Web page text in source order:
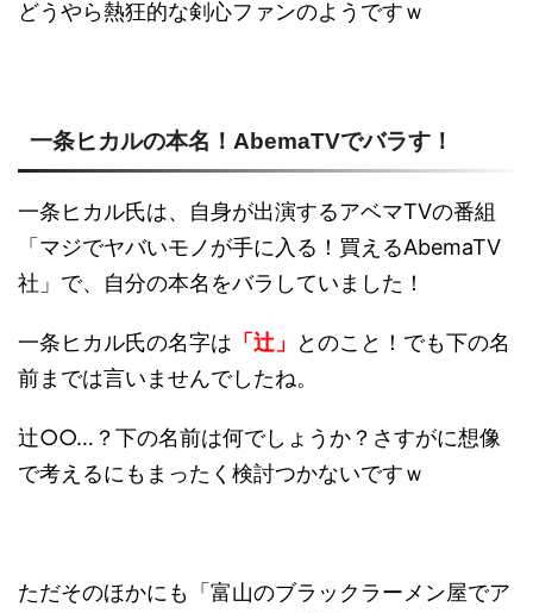
どうやら熱狂的な剣心ファンのようですｗ
一条ヒカルの本名！AbemaTVでバラす！
一条ヒカル氏は、自身が出演するアベマTVの番組
「マジでヤバいモノが手に入る！買えるAbemaTV
社」で、自分の本名をバラしていました！
一条ヒカル氏の名字は 「辻」
とのこと！でも下の名
前までは言いませんでしたね。
辻○○…？下の名前は何でしょうか？さすがに想像
で考えるにもまったく検討つかないですｗ
ただそのほかにも「富山のブラックラーメン屋でア